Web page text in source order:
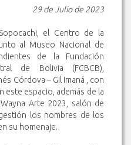
29 de Julio de 2023
el Centro de la
al Museo Nacional de
de la Fundación
de Bolivia (FCBCB),
Córdova – Gil Imaná , con
este espacio, además de la
Arte 2023, salón de
los nombres de los
su homenaje.